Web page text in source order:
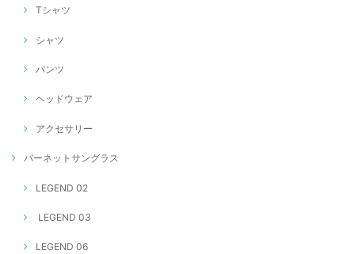
Tシャツ
シャツ
パンツ
ヘッドウェア
アクセサリー
バーネットサングラス
LEGEND 02
LEGEND 03
LEGEND 06